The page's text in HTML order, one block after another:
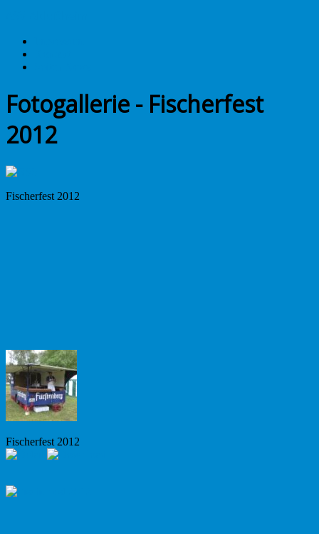
Fotogallerie - Fischerfest
2012
Fischerfest 2012
Fischerfest 2012